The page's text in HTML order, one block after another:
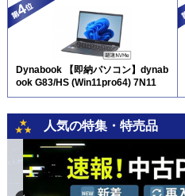
Dynabook 【即納パソコン】dynab
ook G83/HS (Win11pro64) 7N11
人気の特集・特売品